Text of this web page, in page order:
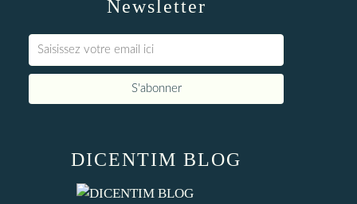
Newsletter
DICENTIM BLOG